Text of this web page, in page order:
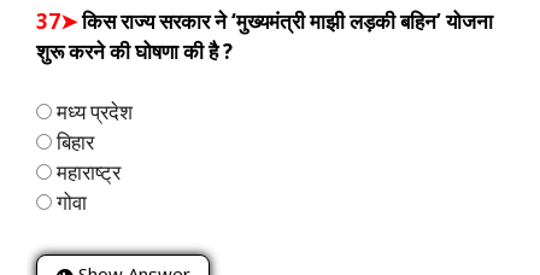
37➤किस राज्य सरकार ने ‘मुख्यमंत्री माझी लड़की बहिन’ योजना
शुरू करने की घोषणा की है ?
मध्य प्रदेश
बिहार
महाराष्ट्र
गोवा